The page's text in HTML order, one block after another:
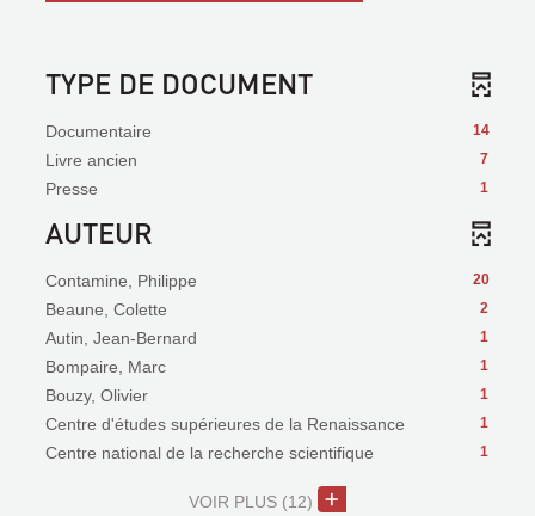
TYPE DE DOCUMENT
14
Documentaire
7
Livre ancien
1
Presse
AUTEUR
20
Contamine, Philippe
2
Beaune, Colette
1
Autin, Jean-Bernard
1
Bompaire, Marc
1
Bouzy, Olivier
1
Centre d'études supérieures de la Renaissance
1
Centre national de la recherche scientifique
VOIR PLUS (12)